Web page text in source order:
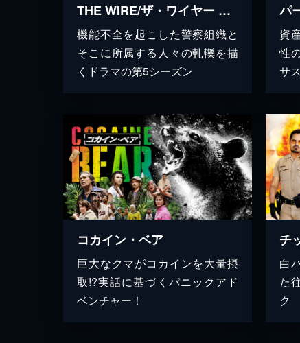
THE WIRE/ザ・ワイヤー シーズン５
機能不全を起こした警察組織と
そこに所属する人々の軋轢を描
くドラマの第5シーズン
パ
資
性
サ
コカイン・ベア
巨大なクマがコカインを大量摂
取!?実話に基づくパニックアド
ベンチャー！
白
た
ク